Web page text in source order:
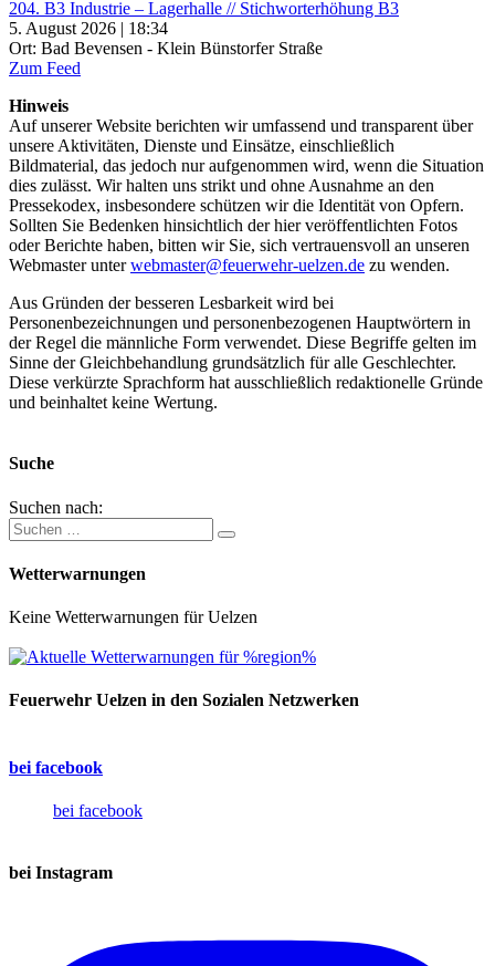
204. B3 Industrie – Lagerhalle // Stichworterhöhung B3
5. August 2026 | 18:34
Ort: Bad Bevensen - Klein Bünstorfer Straße
Zum Feed
Hinweis
Auf unserer Website berichten wir umfassend und transparent über
unsere Aktivitäten, Dienste und Einsätze, einschließlich
Bildmaterial, das jedoch nur aufgenommen wird, wenn die Situation
dies zulässt. Wir halten uns strikt und ohne Ausnahme an den
Pressekodex, insbesondere schützen wir die Identität von Opfern.
Sollten Sie Bedenken hinsichtlich der hier veröffentlichten Fotos
oder Berichte haben, bitten wir Sie, sich vertrauensvoll an unseren
Webmaster unterwebmaster@feuerwehr-uelzen.de zu wenden.
Aus Gründen der besseren Lesbarkeit wird bei
Personenbezeichnungen und personenbezogenen Hauptwörtern in
der Regel die männliche Form verwendet. Diese Begriffe gelten im
Sinne der Gleichbehandlung grundsätzlich für alle Geschlechter.
Diese verkürzte Sprachform hat ausschließlich redaktionelle Gründe
und beinhaltet keine Wertung.
Suche
Suchen nach:
Wetterwarnungen
Keine Wetterwarnungen für Uelzen
Feuerwehr Uelzen in den Sozialen Netzwerken
bei facebook
bei facebook
bei Instagram